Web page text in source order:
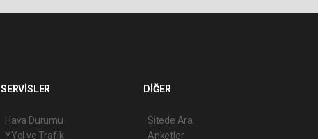
SERVİSLER
Hava Durumu
YYol ve Trafik
DİĞER
Sitede Ara
Anketler